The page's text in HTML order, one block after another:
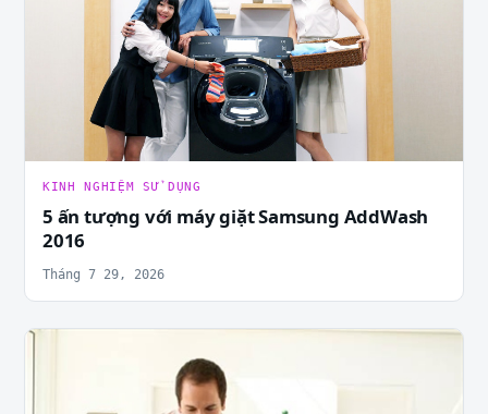
KINH NGHIỆM SỬ DỤNG
5 ấn tượng với máy giặt Samsung AddWash
2016
Tháng 7 29, 2026